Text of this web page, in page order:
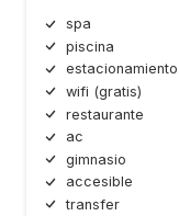
spa
piscina
estacionamiento
wifi (gratis)
restaurante
ac
gimnasio
accesible
transfer